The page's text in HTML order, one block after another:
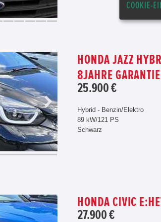
HONDA JAZZ
8JAHRE GARANTIE
25.900 €
Hybrid - Benzin/Elektro
89 kW/121 PS
Schwarz
HONDA CIVIC
27.900 €
COOKIE-